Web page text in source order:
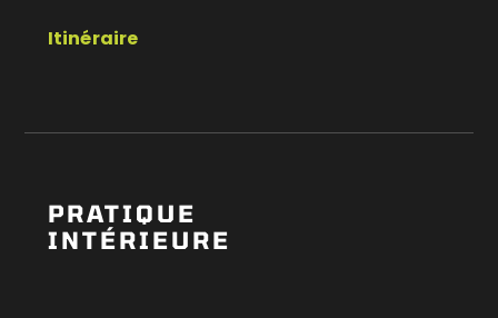
Itinéraire
PRATIQUE
INTÉRIEURE